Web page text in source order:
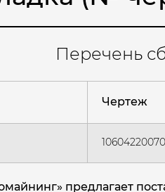
Перечень
Чертеж
предлагает